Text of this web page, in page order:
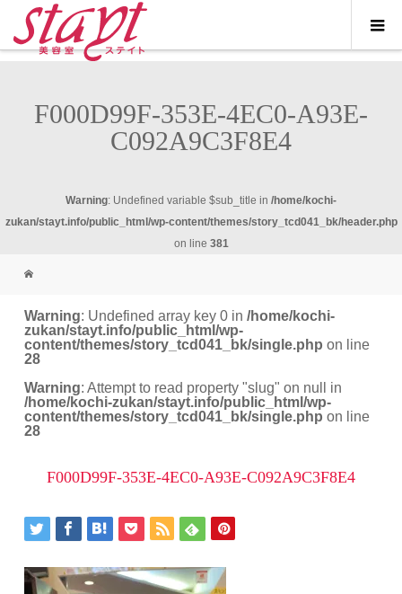
F000D99F-353E-4EC0-A93E-
C092A9C3F8E4
Warning: Undefined variable $sub_title in /home/kochi-
zukan/stayt.info/public_html/wp-content/themes/story_tcd041_bk/header.php
on line 381
Warning: Undefined array key 0 in/home/kochi-
zukan/stayt.info/public_html/wp-
content/themes/story_tcd041_bk/single.php on line
28
Warning: Attempt to read property "slug" on null in
/home/kochi-zukan/stayt.info/public_html/wp-
content/themes/story_tcd041_bk/single.php on line
28
F000D99F-353E-4EC0-A93E-C092A9C3F8E4